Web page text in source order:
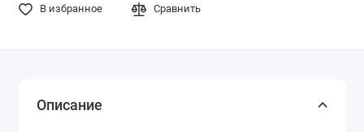
В избранное Сравнить
Описание